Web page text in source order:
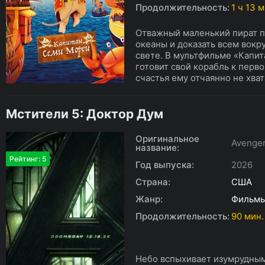
Продолжительность: 1 ч 13
Отважный маленький пират
океаны и доказать всем
свете. В мультфильме
готовит свой корабль к
счастья ему отчаянно не
Мстители 5: Доктор Дум
Рейтинг: 5
Оригинальное
название:
Год выпуска:
2026
Страна:
США
Жанр:
Продолжительность: 90
Небо вспыхивает